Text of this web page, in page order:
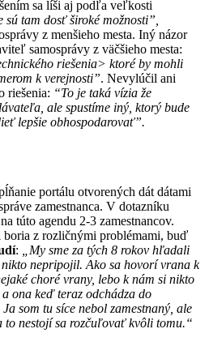
sa líši aj podľa veľkosti
sú tam dosť široké možnosti”,
z menšieho mesta. Iný názor
samosprávy z väčšieho mesta:
riešenia> ktoré by mohli
k verejnosti”. Nevylúčil ani
riešenia: “To je taká vízia že
ale spustíme iný, ktorý bude
lepšie obhospodarovať”.
portálu otvorených dát dátami
zamestnanca. V dotazníku
túto agendu 2-3 zamestnancov.
boria z rozličnými problémami, buď
: „My sme za tých 8 rokov hľadali
nepripojil. Ako sa hovorí vrana k
choré vrany, lebo k nám si nikto
ona keď teraz odchádza do
som tu síce nebol zamestnaný, ale
to nestojí sa rozčuľovať kvôli tomu.“